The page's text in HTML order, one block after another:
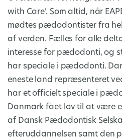
with Care’. Som altid, når
mødtes pædodontister fra
af verden. Fælles for alle
interesse for pædodonti, og
har speciale i pædodonti.
eneste land repræsenteret
har et officielt speciale i
Danmark fået lov til at være
af Dansk Pædodontisk
efteruddannelsen samt den